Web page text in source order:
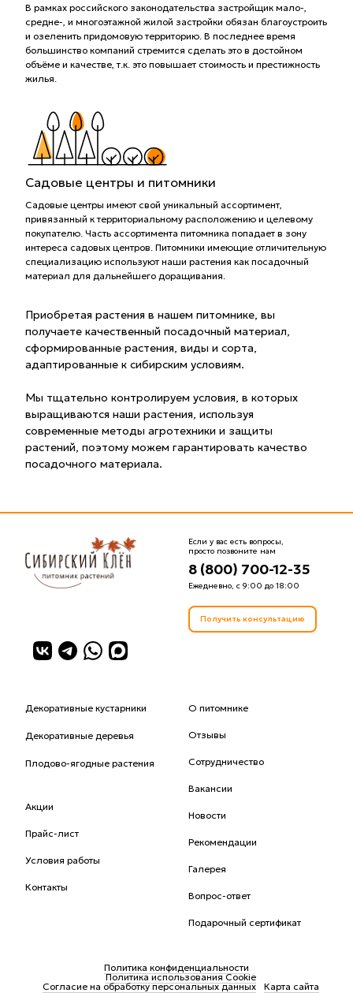
В рамках российского законодательства застройщик мало-,
средне-, и многоэтажной жилой застройки обязан благоустроить
и озеленить придомовую территорию. В последнее время
большинство компаний стремится сделать это в достойном
объёме и качестве, т.к. это повышает стоимость и престижность
жилья.
Садовые центры и питомники
Садовые центры имеют свой уникальный ассортимент,
привязанный к территориальному расположению и целевому
покупателю. Часть ассортимента питомника попадает в зону
интереса садовых центров. Питомники имеющие отличительную
специализацию используют наши растения как посадочный
материал для дальнейшего доращивания.
Приобретая растения в нашем питомнике, вы
получаете качественный посадочный материал,
сформированные растения, виды и сорта,
адаптированные к сибирским условиям.
Мы тщательно контролируем условия, в которых
выращиваются наши растения, используя
современные методы агротехники и защиты
растений, поэтому можем гарантировать качество
посадочного материала.
Если у вас есть вопросы,
просто позвоните нам
8 (800) 700-12-35
Ежедневно, с 9:00 до 18:00
Получить консультацию
Декоративные кустарники
Декоративные деревья
Плодово-ягодные растения
Акции
Прайс-лист
Условия работы
Контакты
О питомнике
Отзывы
Сотрудничество
Вакансии
Новости
Рекомендации
Галерея
Вопрос-ответ
Подарочный сертификат
Политика конфиденциальности
Политика использования Cookie
Согласие на обработку персональных данных
Карта сайта